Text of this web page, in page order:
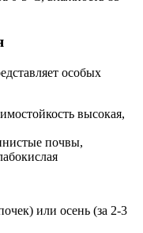
особых
высокая,
почвы,
или осень (за 2-3